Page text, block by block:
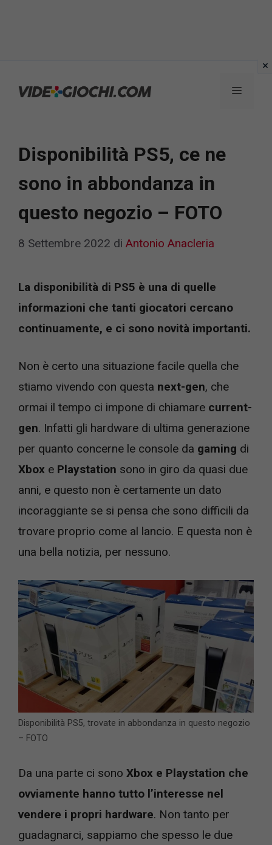
Menu
Disponibilità PS5, ce ne
sono in abbondanza in
questo negozio – FOTO
8 Settembre 2022 di Antonio Anacleria
La disponibilità di PS5 è una di quelle
informazioni che tanti giocatori cercano
continuamente, e ci sono novità importanti.
Non è certo una situazione facile quella che
stiamo vivendo con questa next-gen, che
ormai il tempo ci impone di chiamare current-
gen. Infatti gli hardware di ultima generazione
per quanto concerne le console da gaming di
Xbox e Playstation sono in giro da quasi due
anni, e questo non è certamente un dato
incoraggiante se si pensa che sono difficili da
trovare proprio come al lancio. E questa non è
una bella notizia, per nessuno.
Disponibilità PS5, trovate in abbondanza in questo negozio
– FOTO
Da una parte ci sono Xbox e Playstation che
ovviamente hanno tutto l’interesse nel
vendere i propri hardware. Non tanto per
guadagnarci, sappiamo che spesso le due